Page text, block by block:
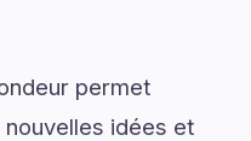
permet
idées et